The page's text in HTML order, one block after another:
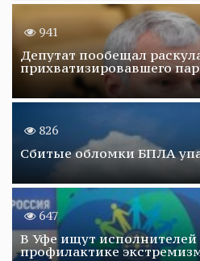
941
Депутат пообещал
прихватизировавшего
826
Сбитые обломки БПЛА
647
В Уфе ищут исполнителей
профилактике